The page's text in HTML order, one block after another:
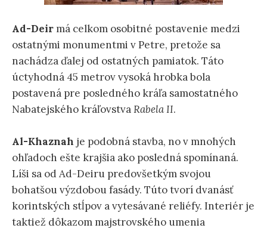
Ad-Deir má celkom osobitné postavenie medzi
ostatnými monumentmi v Petre, pretože sa
nachádza ďalej od ostatných pamiatok. Táto
úctyhodná 45 metrov vysoká hrobka bola
postavená pre posledného kráľa samostatného
Nabatejského kráľovstvaRabela II.
Al-Khaznah je podobná stavba, no v mnohých
ohľadoch ešte krajšia ako posledná spomínaná.
Líši sa od Ad-Deiru predovšetkým svojou
bohatšou výzdobou fasády. Túto tvorí dvanásť
korintských stĺpov a vytesávané reliéfy. Interiér je
taktiež dôkazom majstrovského umenia